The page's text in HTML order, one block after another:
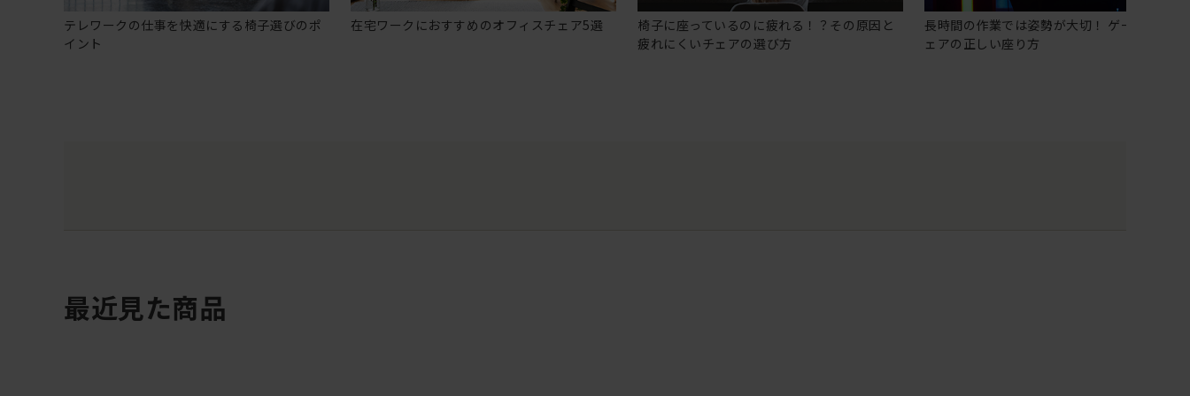
テレワークの仕事を快適にする椅子選びのポ
イント
在宅ワークにおすすめのオフィスチェア5選
椅子に座っているのに疲れる！？その原因と
疲れにくいチェアの選び方
長時間の作業では姿勢が大切！ ゲーミングチ
ェアの正しい座り方
最近見た商品